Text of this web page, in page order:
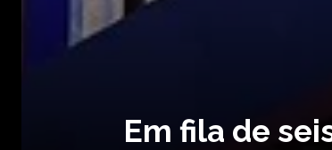
Em fila de